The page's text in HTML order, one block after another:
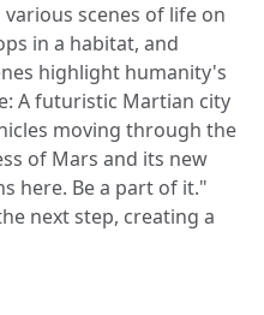
scenes of life on
in a habitat, and
highlight humanity's
A futuristic Martian city
moving through the
of Mars and its new
here. Be a part of it."
next step, creating a